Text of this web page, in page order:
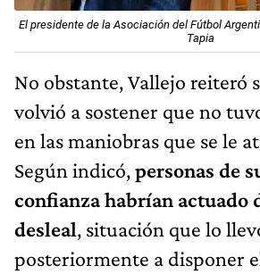
El presidente de la Asociación del Fútbol
Tapia
No obstante, Vallejo reiteró
volvió a sostener que no
en las maniobras que se le
Según indicó,personas de
confianza habrían actuado
desleal, situación que lo
posteriormente a disponer